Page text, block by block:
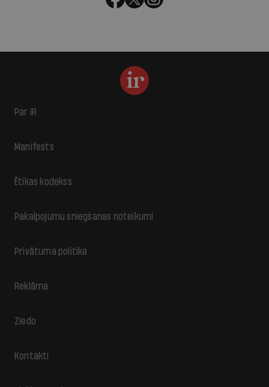
Par IR
Manifests
Ētikas kodekss
Pakalpojumu sniegšanas noteikumi
Privātuma politika
Reklāma
Ziedo
Kontakti